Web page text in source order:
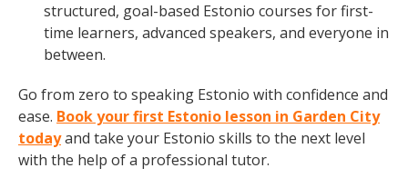
structured, goal-based Estonio courses for first-
time learners, advanced speakers, and everyone in
between.
Go from zero to speaking Estonio with confidence and
ease. Book your first Estonio lesson in Garden City
todayand take your Estonio skills to the next level
with the help of a professional tutor.